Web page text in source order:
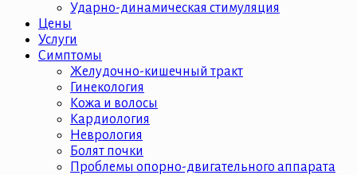
Ударно-динамическая стимуляция
Цены
Услуги
Симптомы
Желудочно-кишечный тракт
Гинекология
Кожа и волосы
Кардиология
Неврология
Болят почки
Проблемы опорно-двигательного аппарата